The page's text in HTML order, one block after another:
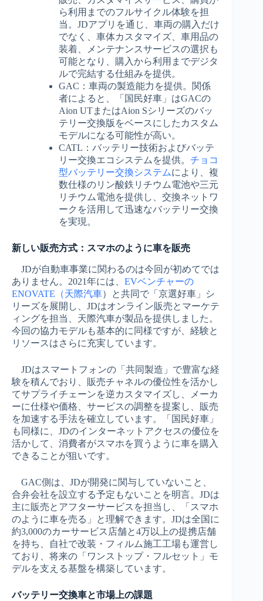
ら利用までのフルサイクル体験を担
当。JDアプリを通じ、車両の購入だけ
でなく、車体カスタマイズ、車用品の
装着、メンテナンスサービスの選択も
可能となり、購入から利用までデジタ
ルで完結する仕組みを提供。
GAC：車両の製造能力を提供。関係
者によると、「国民好車」はGACの
Aion UTまたはAion Sシリーズのバッ
テリー交換版をベースにしたカスタム
モデルになる可能性が高い。
CATL：バッテリー技術およびバッテ
リー交換エコシステムを提供。 チョコ
型バッテリー交換システムにより、複
数仕様のリン酸鉄リチウム電池や三元
リチウム電池を提供し、交換ネットワ
ークを活用して迅速なバッテリー交換
を実現。
新しい販売方式：スマホのように車を販売
JDが自動車事業に関わるのは今回が初めてでは
ありません。2021年には、 EVベンチャーの
ENOVATE（天際汽車）と共同で「京選好車」シ
リーズを展開し、JDはオンライン販売とマーケテ
ィングを担当、天際汽車が製品を提供しました。
今回の協力モデルも基本的に同様ですが、経験と
リソースはさらに充実しています。
JDはスマートフォンの「共同製造」で豊富な経
験を積んでおり、販売チャネルの優位性を活かし
てサプライチェーンを逆カスタマイズし、メーカ
ーに仕様や価格、サービスの調整を提案し、販売
を加速する手法を確立しています。「国民好車」
も同様に、JDのインターネットアクセスの優位を
活かして、消費者がスマホを買うように車を購入
できることが狙いです。
GAC側は、JDが開発に関与していないこと、
合弁会社を設立する予定もないことを明言。JDは
主に販売とアフターサービスを担当し、「スマホ
のように車を売る」と理解できます。JDは全国に
約3,000のカーサービス店舗と4万以上の提携店舗
を持ち、自社で改装・フィルム施工工場も運営し
ており、将来の「ワンストップ・フルセット」モ
デルを支える基盤を構築しています。
バッテリー交換車と市場上の課題